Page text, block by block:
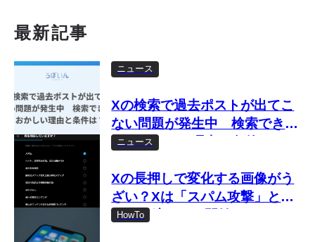
最新記事
ニュース
Xの検索で過去ポストが出てこ
ない問題が発生中 検索できな
い・おかしい理由と条件は？
ニュース
Xの長押しで変化する画像がう
ざい？Xは「スパム攻撃」とし
て取り締まりを開始
HowTo